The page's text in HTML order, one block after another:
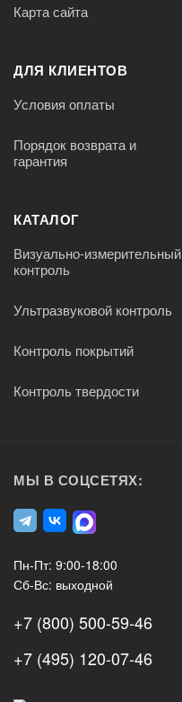
Карта сайта
ДЛЯ КЛИЕНТОВ
Условия оплаты
Порядок возврата и
гарантия
КАТАЛОГ
Визуально-измерительный
контроль
Ультразвуковой контроль
Контроль покрытий
Контроль твердости
МЫ В СОЦСЕТЯХ:
Пн-Пт: 9:00-18:00
Сб-Вс: выходной
+7 (800) 500-59-46
+7 (495) 120-07-46